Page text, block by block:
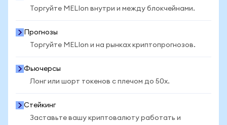
Торгуйте MELIon внутри и между блокчейнами.
Прогнозы
Торгуйте MELIon и на рынках криптопрогнозов.
Фьючерсы
Лонг или шорт токенов с плечом до 50x.
Стейкинг
Заставьте вашу криптовалюту работать и